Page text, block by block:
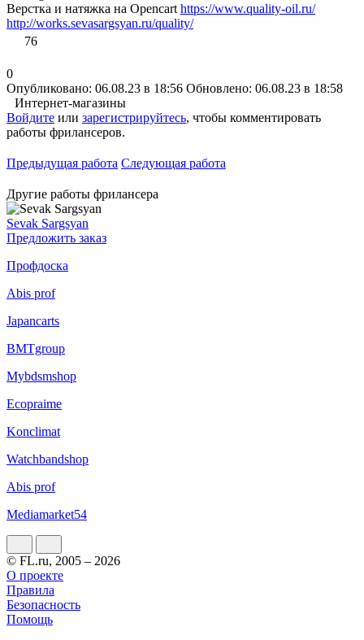
Верстка и натяжка на Opencart https://www.quality-oil.ru/
http://works.sevasargsyan.ru/quality/
76
0
Опубликовано: 06.08.23 в 18:56 Обновлено: 06.08.23 в 18:58
Интернет-магазины
Войдите или зарегистрируйтесь, чтобы комментировать
работы фрилансеров.
Предыдущая работа Следующая работа
Другие работы фрилансера
Sevak Sargsyan
Предложить заказ
Профдоска
Abis prof
Japancarts
BMTgroup
Mybdsmshop
Ecopraime
Konclimat
Watchbandshop
Abis prof
Mediamarket54
© FL.ru, 2005 – 2026
О проекте
Правила
Безопасность
Помощь